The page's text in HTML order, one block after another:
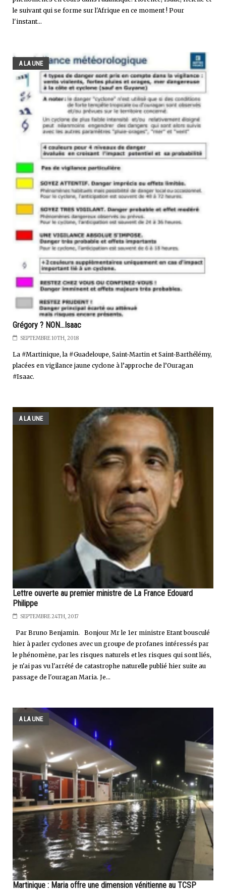
le suivant qui se forme sur l'Afrique en ce moment ! Pour
l'instant...
A LA UNE
Grégory ? NON...Isaac
SEPTEMBRE 10TH, 2018
La #Martinique, la #Guadeloupe, Saint-Martin et Saint-Barthélémy,
placées en vigilance jaune cyclone à l’approche de l’Ouragan
#Isaac.
A LA UNE
Lettre ouverte au premier ministre de La France Edouard
Philippe
SEPTEMBRE 24TH, 2017
Par Bruno Benjamin. Bonjour Mr le 1er ministre Etant bousculé
hier à parler cyclones avec un groupe de profanes intéressés par
le phénomène, par les risques naturels et les risques qui sont liés,
je n'ai pas vu l'arrété de catastrophe naturelle publié hier suite au
passage de l'ouragan Maria. Je...
A LA UNE
Martinique : Maria offre une dimension vénitienne au TCSP